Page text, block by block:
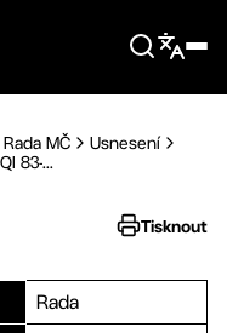
Rada MČ
Usnesení
83-...
Tisknout
Rada